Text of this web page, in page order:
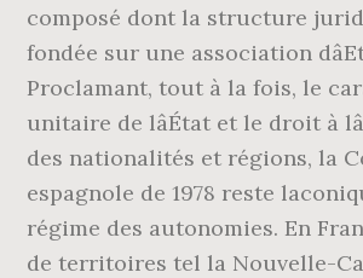
composé dont la structure
fondée sur une association
Proclamant, tout à la fois, le
unitaire de lâÉtat et le droit à
des nationalités et régions, la
espagnole de 1978 reste
régime des autonomies. En
de territoires tel la Nouvelle-